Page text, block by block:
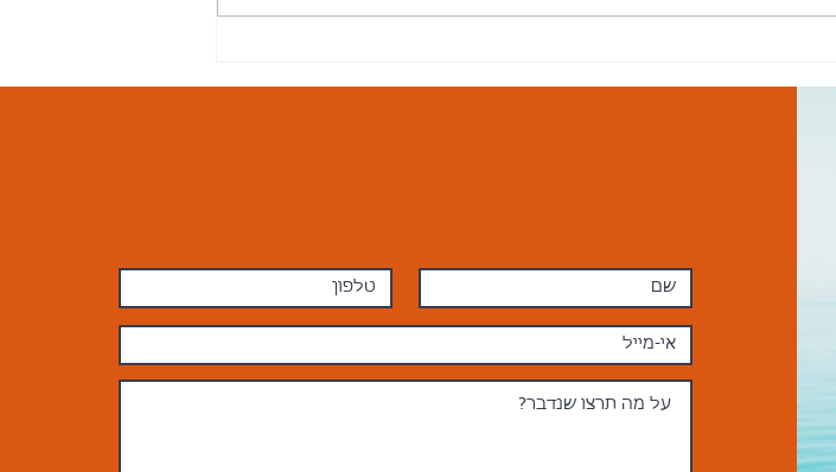
מייצר תופעות לוואי בגוף